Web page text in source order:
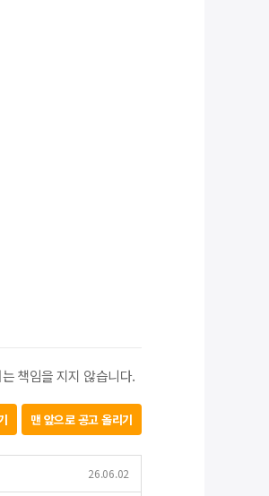
책임을 지지 않습니다.
맨 앞으로 공고 올리기
26.06.02